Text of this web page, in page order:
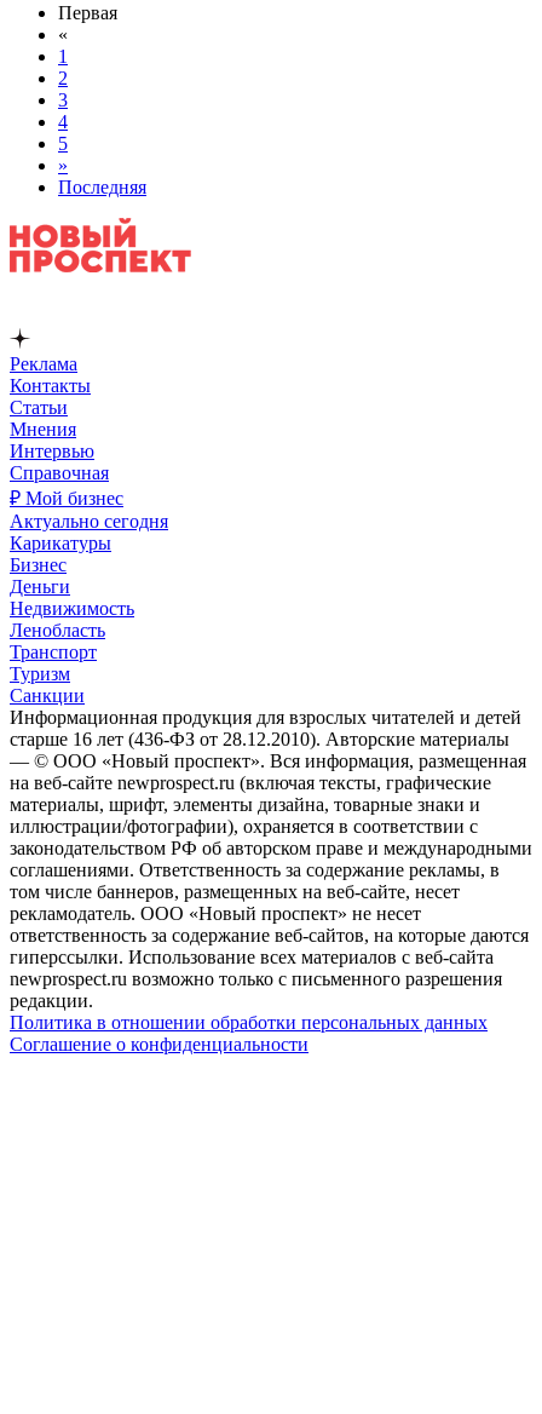
Первая
«
1
2
3
4
5
»
Последняя
Реклама
Контакты
Статьи
Мнения
Интервью
Справочная
₽ Мой бизнес
Актуально сегодня
Карикатуры
Бизнес
Деньги
Недвижимость
Ленобласть
Транспорт
Туризм
Санкции
Информационная продукция для взрослых читателей и детей
старше 16 лет (436-ФЗ от 28.12.2010). Авторские материалы
— © ООО «Новый проспект». Вся информация, размещенная
на веб-сайте newprospect.ru (включая тексты, графические
материалы, шрифт, элементы дизайна, товарные знаки и
иллюстрации/фотографии), охраняется в соответствии с
законодательством РФ об авторском праве и международными
соглашениями. Ответственность за содержание рекламы, в
том числе баннеров, размещенных на веб-сайте, несет
рекламодатель. ООО «Новый проспект» не несет
ответственность за содержание веб-сайтов, на которые даются
гиперссылки. Использование всех материалов с веб-сайта
newprospect.ru возможно только с письменного разрешения
редакции.
Политика в отношении обработки персональных данных
Соглашение о конфиденциальности